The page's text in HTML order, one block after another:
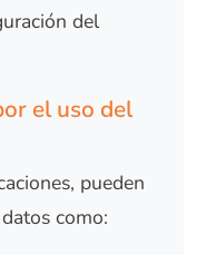
del
el uso del
pueden
como: